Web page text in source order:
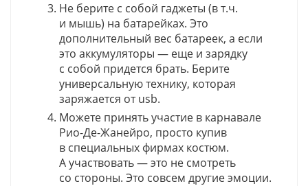
Не берите с собой гаджеты (в т.ч.
и мышь) на батарейках. Это
дополнительный вес батареек, а если
это аккумуляторы — еще и зарядку
с собой придется брать. Берите
универсальную технику, которая
заряжается от usb.
Можете принять участие в карнавале
Рио-Де-Жанейро, просто купив
в специальных фирмах костюм.
А участвовать — это не смотреть
со стороны. Это совсем другие эмоции.